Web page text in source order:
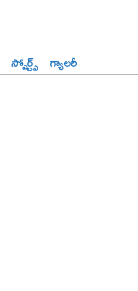
స్పోర్ట్స్‌ గ్యాలరీ